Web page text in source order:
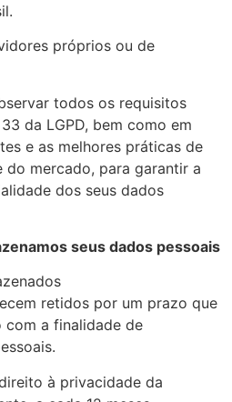
próprios ou de
todos os requisitos
da LGPD, bem como em
e as melhores práticas de
do mercado, para garantir a
dos seus dados
seus dados pessoais
retidos por um prazo que
com a finalidade de
à privacidade da